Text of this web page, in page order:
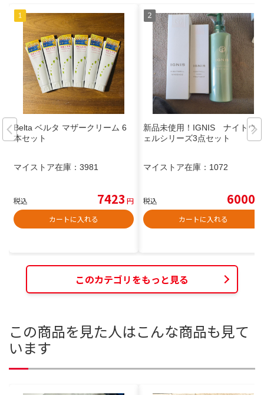
Belta ベルタ マザークリーム 6
本セット
マイストア在庫： 3981
税込 7423 円
カートに入れる
新品未使用！IGNIS ナイトウ
ェルシリーズ3点セット
マイストア在庫： 1072
税込 6000
カートに入れる
このカテゴリをもっと見る
この商品を見た人はこんな商品も見て
います